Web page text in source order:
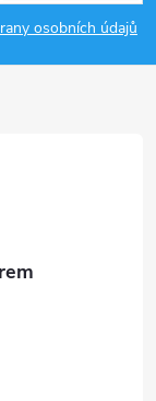
osobních údajů